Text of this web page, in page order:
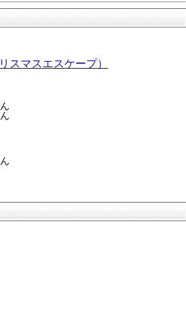
スマスエスケープ）